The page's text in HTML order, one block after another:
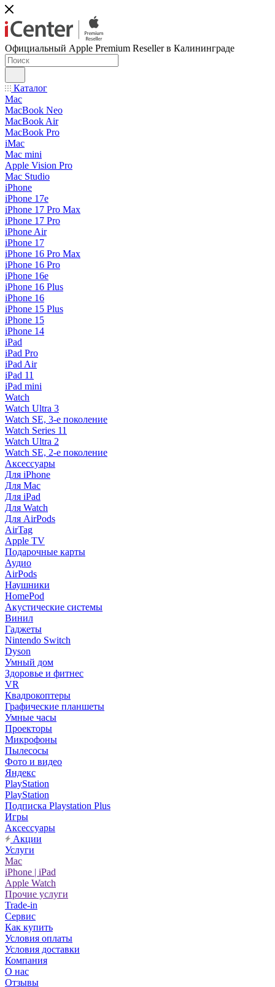
Официальный Apple Premium Reseller в Калининграде
Каталог
Mac
MacBook Neo
MacBook Air
MacBook Pro
iMac
Mac mini
Apple Vision Pro
Mac Studio
iPhone
iPhone 17e
iPhone 17 Pro Max
iPhone 17 Pro
iPhone Air
iPhone 17
iPhone 16 Pro Max
iPhone 16 Pro
iPhone 16e
iPhone 16 Plus
iPhone 16
iPhone 15 Plus
iPhone 15
iPhone 14
iPad
iPad Pro
iPad Air
iPad 11
iPad mini
Watch
Watch Ultra 3
Watch SE, 3-е поколение
Watch Series 11
Watch Ultra 2
Watch SE, 2-е поколение
Аксессуары
Для iPhone
Для Mac
Для iPad
Для Watch
Для AirPods
AirTag
Apple TV
Подарочные карты
Аудио
AirPods
Наушники
HomePod
Акустические системы
Винил
Гаджеты
Nintendo Switch
Dyson
Умный дом
Здоровье и фитнес
VR
Квадрокоптеры
Графические планшеты
Умные часы
Проекторы
Микрофоны
Пылесосы
Фото и видео
Яндекс
PlayStation
PlayStation
Подписка Playstation Plus
Игры
Аксессуары
Акции
Услуги
Mac
iPhone | iPad
Apple Watch
Прочие услуги
Trade-in
Сервис
Как купить
Условия оплаты
Условия доставки
Компания
О нас
Отзывы